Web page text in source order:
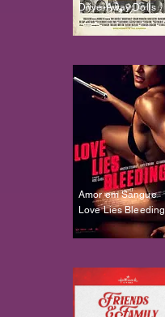
Drive-Away Dolls
Amor em Sangue
Love Lies Bleeding